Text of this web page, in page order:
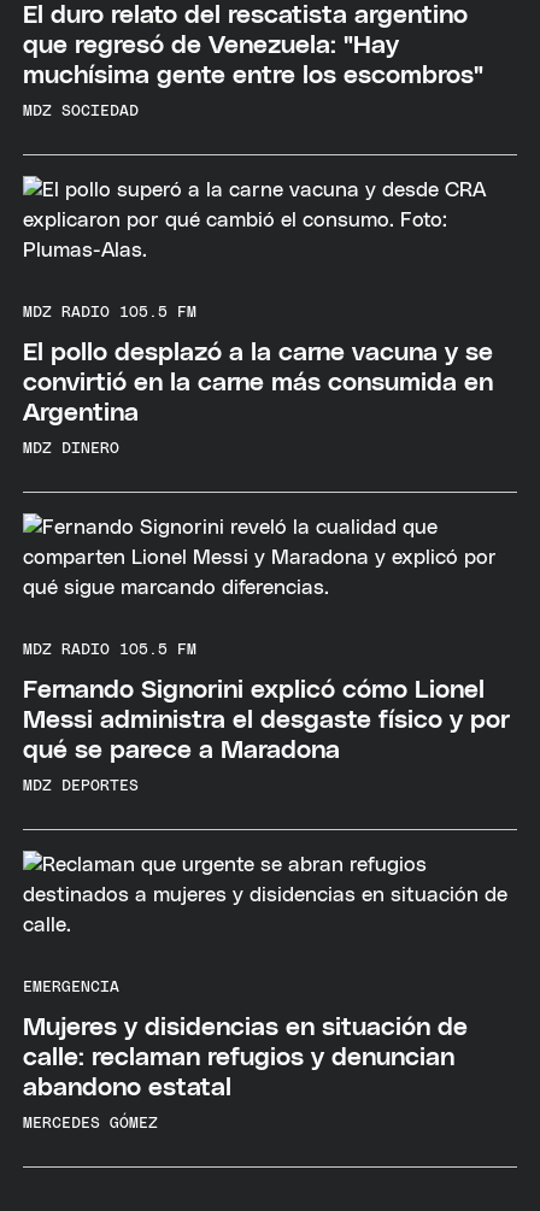
El duro relato del rescatista argentino
que regresó de Venezuela: "Hay
muchísima gente entre los escombros"
MDZ SOCIEDAD
MDZ RADIO 105.5 FM
El pollo desplazó a la carne vacuna y se
convirtió en la carne más consumida en
Argentina
MDZ DINERO
MDZ RADIO 105.5 FM
Fernando Signorini explicó cómo Lionel
Messi administra el desgaste físico y por
qué se parece a Maradona
MDZ DEPORTES
EMERGENCIA
Mujeres y disidencias en situación de
calle: reclaman refugios y denuncian
abandono estatal
MERCEDES GÓMEZ